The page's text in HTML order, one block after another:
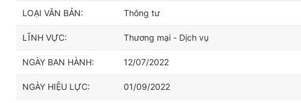
LOẠI VĂN BẢN: Thông tư
LĨNH VỰC: Thương mại - Dịch vụ
NGÀY BAN HÀNH: 12/07/2022
NGÀY HIỆU LỰC: 01/09/2022